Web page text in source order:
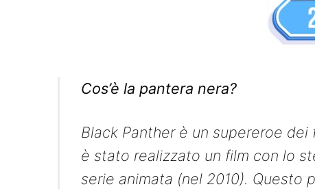
Cos’è la pantera nera?
Black Panther è un supereroe
è stato realizzato un film con lo
serie animata (nel 2010).